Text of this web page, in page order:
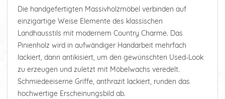
Die handgefertigten Massivholzmöbel verbinden auf
einzigartige Weise Elemente des klassischen
Landhausstils mit modernem Country Charme. Das
Pinienholz wird in aufwändiger Handarbeit mehrfach
lackiert, dann antikisiert, um den gewünschten Used-Look
zu erzeugen und zuletzt mit Möbelwachs veredelt.
Schmiedeeiserne Griffe, anthrazit lackiert, runden das
hochwertige Erscheinungsbild ab.